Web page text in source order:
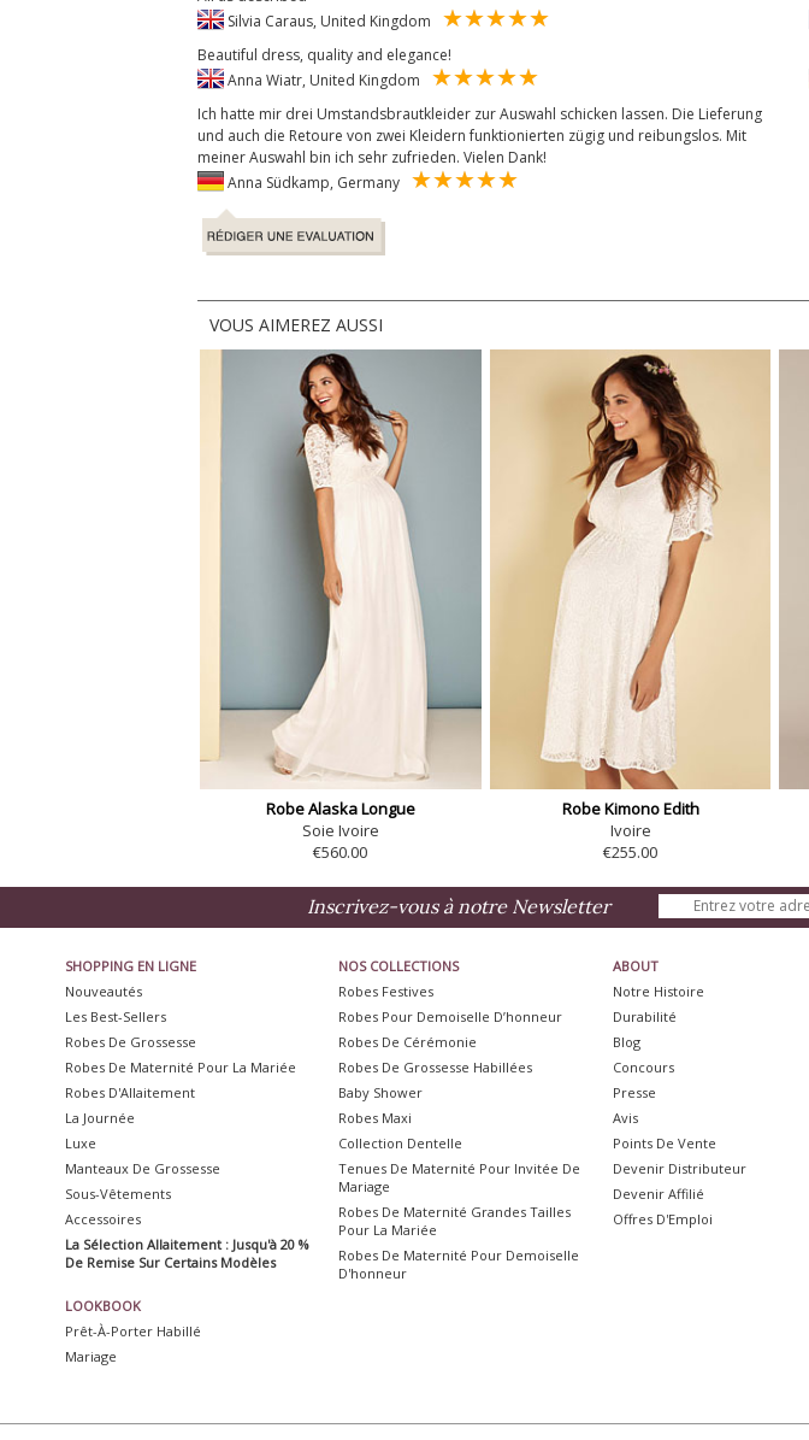
Silvia Caraus, United Kingdom
Beautiful dress, quality and elegance!
Anna Wiatr, United Kingdom
Ich hatte mir drei Umstandsbrautkleider zur Auswahl schicken lassen. Die Lieferung
und auch die Retoure von zwei Kleidern funktionierten zügig und reibungslos. Mit
meiner Auswahl bin ich sehr zufrieden. Vielen Dank!
Anna Südkamp, Germany
VOUS AIMEREZ AUSSI
Robe Alaska Longue
Soie Ivoire
€560.00
Robe Kimono Edith
Ivoire
€255.00
Inscrivez-vous à notre Newsletter
SHOPPING EN LIGNE
Nouveautés
Les Best-Sellers
Robes De Grossesse
Robes De Maternité Pour La Mariée
Robes D'Allaitement
La Journée
Luxe
Manteaux De Grossesse
Sous-Vêtements
Accessoires
La Sélection Allaitement : Jusqu'à 20 %
De Remise Sur Certains Modèles
LOOKBOOK
Prêt-À-Porter Habillé
Mariage
NOS COLLECTIONS
Robes Festives
Robes Pour Demoiselle D’honneur
Robes De Cérémonie
Robes De Grossesse Habillées
Baby Shower
Robes Maxi
Collection Dentelle
Tenues De Maternité Pour Invitée De
Mariage
Robes De Maternité Grandes Tailles
Pour La Mariée
Robes De Maternité Pour Demoiselle
D'honneur
ABOUT
Notre Histoire
Durabilité
Blog
Concours
Presse
Avis
Points De Vente
Devenir Distributeur
Devenir Affilié
Offres D'Emploi